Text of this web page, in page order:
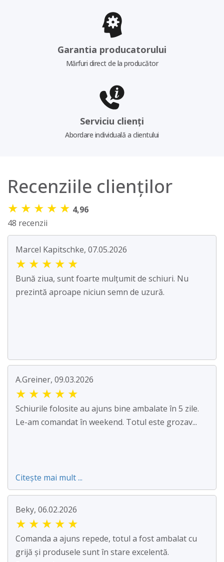
Garantia producatorului
Mărfuri direct de la producător
Serviciu clienți
Abordare individuală a clientului
Recenziile clienților
★ ★ ★ ★ ★ 4,96
48 recenzii
Marcel Kapitschke, 07.05.2026
★ ★ ★ ★ ★
Bună ziua, sunt foarte mulțumit de schiuri. Nu
prezintă aproape niciun semn de uzură.
A.Greiner, 09.03.2026
★ ★ ★ ★ ★
Schiurile folosite au ajuns bine ambalate în 5 zile.
Le-am comandat în weekend. Totul este grozav...
Citește mai mult ...
Beky, 06.02.2026
★ ★ ★ ★ ★
Comanda a ajuns repede, totul a fost ambalat cu
grijă și produsele sunt în stare excelentă.